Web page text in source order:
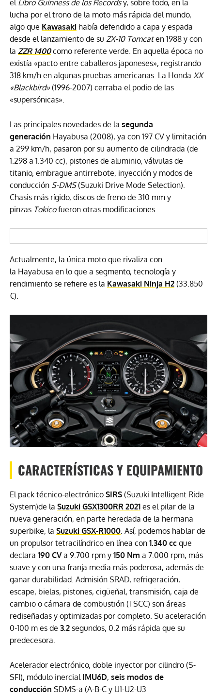
el Libro Guinness de los Recordsy, sobre todo, en la
lucha por el trono de la moto más rápida del mundo,
algo que Kawasaki había defendido a capa y espada
desde el lanzamiento de su ZX-10 Tomcaten 1988 y con
la ZZR 1400como referente verde. En aquella época no
existía «pacto entre caballeros japoneses», registrando
318 km/h en algunas pruebas americanas. La Honda XX
«Blackbird» (1996-2007) cerraba el podio de las
«supersónicas».
Las principales novedades de la segunda
generación Hayabusa (2008), ya con 197 CV y limitación
a 299 km/h, pasaron por su aumento de cilindrada (de
1.298 a 1.340 cc), pistones de aluminio, válvulas de
titanio, embrague antirrebote, inyección y modos de
conducción S-DMS(Suzuki Drive Mode Selection).
Chasis más rígido, discos de freno de 310 mm y
pinzas Tokicofueron otras modificaciones.
Actualmente, la única moto que rivaliza con
la Hayabusa en lo que a segmento, tecnología y
rendimiento se refiere es la Kawasaki Ninja H2 (33.850
€).
CARACTERÍSTICAS Y EQUIPAMIENTO
El pack técnico-electrónico SIRS (Suzuki Intelligent Ride
System)de la Suzuki GSX1300RR 2021 es el pilar de la
nueva generación, en parte heredada de la hermana
superbike, la Suzuki GSX-R1000. Así, podemos hablar de
un propulsor tetracilíndrico en línea con 1.340 cc que
declara 190 CVa 9.700 rpm y 150 Nm a 7.000 rpm, más
suave y con una franja media más poderosa, además de
ganar durabilidad. Admisión SRAD, refrigeración,
escape, bielas, pistones, cigüeñal, transmisión, caja de
cambio o cámara de combustión (TSCC) son áreas
rediseñadas y optimizadas por completo. Su aceleración
0-100 m es de 3.2 segundos, 0.2 más rápida que su
predecesora.
Acelerador electrónico, doble inyector por cilindro (S-
SFI), módulo inercial IMU6D, seis modos de
conducción SDMS-a (A-B-C y U1-U2-U3